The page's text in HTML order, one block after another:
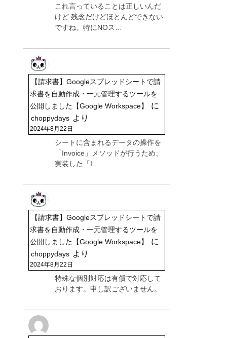
これ言っていることは正しいんだ
けど 残念だけどほとんどできない
ですね。特にNOス…
【請求書】Googleスプレッドシートで請
求書を自動作成・一元管理するツールを
公開しました【Google Workspace】
に
choppydays より
2024年8月22日
シートに含まれるデータの操作を
「Invoice」メソッドが行うため、
実装した「I…
【請求書】Googleスプレッドシートで請
求書を自動作成・一元管理するツールを
公開しました【Google Workspace】
に
choppydays より
2024年8月22日
特殊な個別対応は有償で対応して
おります。申し訳ございません。